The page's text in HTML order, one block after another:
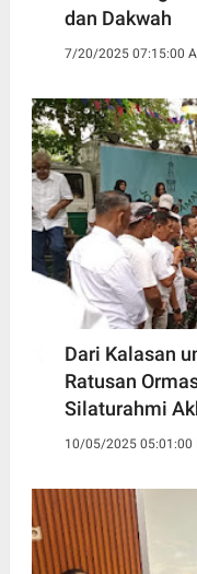
dan Dakwah
7/20/2025 07:15:00
Dari Kalasan
Ratusan
Silaturahmi
10/05/2025 05:01:00